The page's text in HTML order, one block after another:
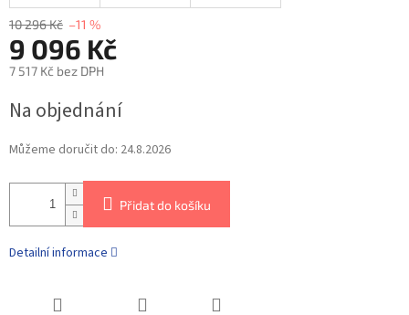
10 296 Kč –11 %
9 096 Kč
7 517 Kč bez DPH
Na objednání
Můžeme doručit do: 24.8.2026
Přidat do košíku
Detailní informace